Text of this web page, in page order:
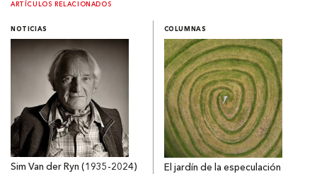
ARTÍCULOS RELACIONADOS
NOTICIAS
Sim Van der Ryn (1935-2024)
COLUMNAS
El jardín de la especulación